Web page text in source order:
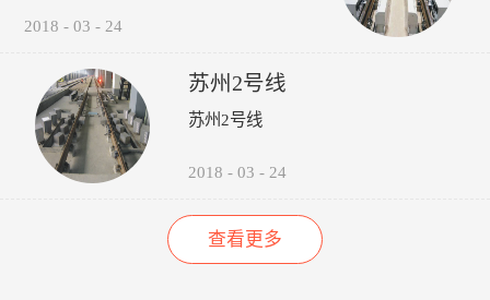
的车辆检修管理系统全面解决
了我们以往工作中的所有难
了，管理更规范标准了，我们
上了一个新台阶了。” ——重
修管理人员
轮对踏面擦伤深度与面积、轮
缘厚度、轮缘高度、QR值、
2018 - 03 - 24
苏州2号线
苏州2号线
2018 - 03 - 24
查看更多